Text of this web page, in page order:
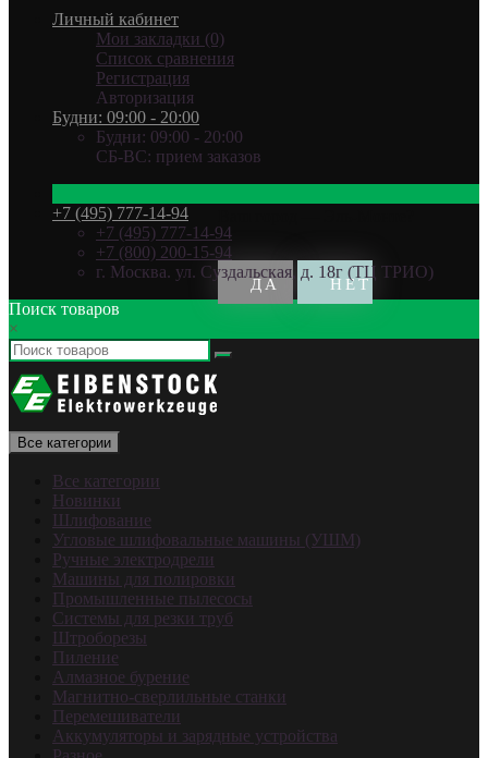
Личный кабинет
Мои закладки (0)
Список сравнения
Регистрация
Авторизация
Будни: 09:00 - 20:00
Будни: 09:00 - 20:00
СБ-ВС: прием заказов
+7 (495) 777-14-94
+7 (495) 777-14-94
+7 (800) 200-15-94
г. Москва. ул. Суздальская, д. 18г (ТЦ ТРИО)
Поиск товаров
×
Все категории
Все категории
Новинки
Шлифование
Угловые шлифовальные машины (УШМ)
Ручные электродрели
Машины для полировки
Промышленные пылесосы
Системы для резки труб
Штроборезы
Пиление
Алмазное бурение
Магнитно-сверлильные станки
Перемешиватели
Аккумуляторы и зарядные устройства